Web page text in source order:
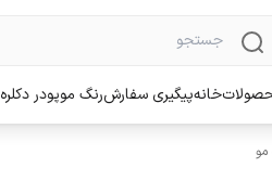
خانهپیگیری سفارشرنگ موپودر دکلره
مو